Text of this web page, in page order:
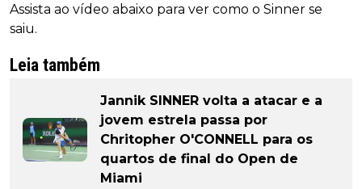
Assista ao vídeo abaixo para ver como o Sinner se
saiu.
Leia também
Jannik SINNER volta a atacar e a
jovem estrela passa por
Chritopher O'CONNELL para os
quartos de final do Open de
Miami